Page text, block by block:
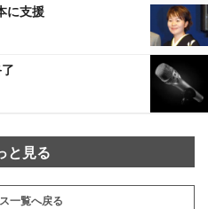
に支援
と見る
一覧へ戻る